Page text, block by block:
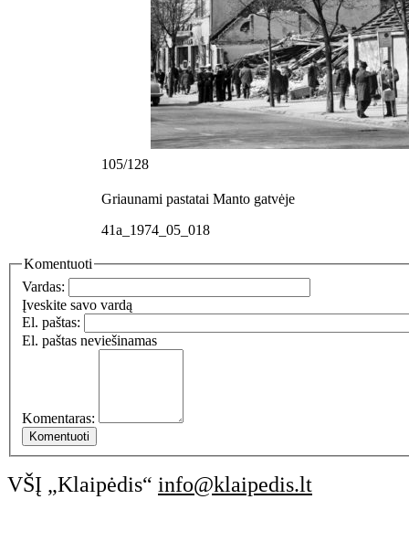
105/128
Griaunami pastatai Manto gatvėje
41a_1974_05_018
Komentuoti
Vardas:
Įveskite savo vardą
El. paštas:
El. paštas neviešinamas
Komentaras:
VŠĮ „Klaipėdis“ info@klaipedis.lt